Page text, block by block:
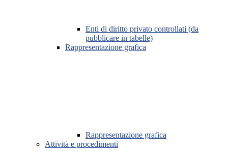
Enti di diritto privato controllati (da
pubblicare in tabelle)
Rappresentazione grafica
Rappresentazione grafica
Attività e procedimenti